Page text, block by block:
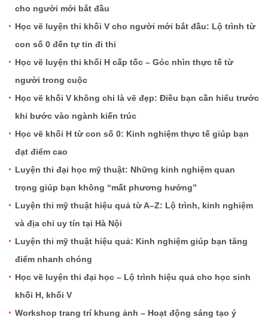
cho người mới bắt đầu
Học vẽ luyện thi khối V cho người mới bắt đầu: Lộ trình từ
con số 0 đến tự tin đi thi
Học vẽ luyện thi khối H cấp tốc – Góc nhìn thực tế từ
người trong cuộc
Học vẽ khối V không chỉ là vẽ đẹp: Điều bạn cần hiểu trước
khi bước vào ngành kiến trúc
Học vẽ khối H từ con số 0: Kinh nghiệm thực tế giúp bạn
đạt điểm cao
Luyện thi đại học mỹ thuật: Những kinh nghiệm quan
trọng giúp bạn không “mất phương hướng”
Luyện thi mỹ thuật hiệu quả từ A–Z: Lộ trình, kinh nghiệm
và địa chỉ uy tín tại Hà Nội
Luyện thi mỹ thuật hiệu quả: Kinh nghiệm giúp bạn tăng
điểm nhanh chóng
Học vẽ luyện thi đại học – Lộ trình hiệu quả cho học sinh
khối H, khối V
Workshop trang trí khung ảnh – Hoạt động sáng tạo ý